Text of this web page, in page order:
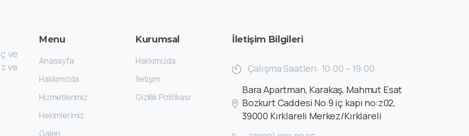
ve
ve
Menu
Anasayfa
Hakkımızda
Hizmetlerimiz
Hekimlerimiz
Galeri
Kurumsal
Hakkımızda
İletişim
Gizlilik Politikası
İletişim Bilgileri
Çalışma Saatleri: 10:00 – 19:00
Bara Apartman, Karakaş, Mahmut Esat
Bozkurt Caddesi No:9 iç kapı no:z02,
39000 Kırklareli Merkez/Kırklareli